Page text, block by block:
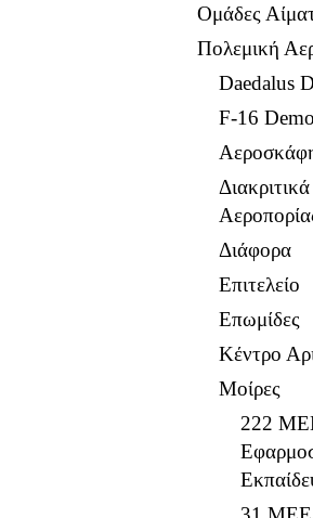
Ομάδες
Πολεμική
Daedalus
F-16
Διάφορα
Επιτελείο
Επωμίδες
Κέντρο
Μοίρες
222